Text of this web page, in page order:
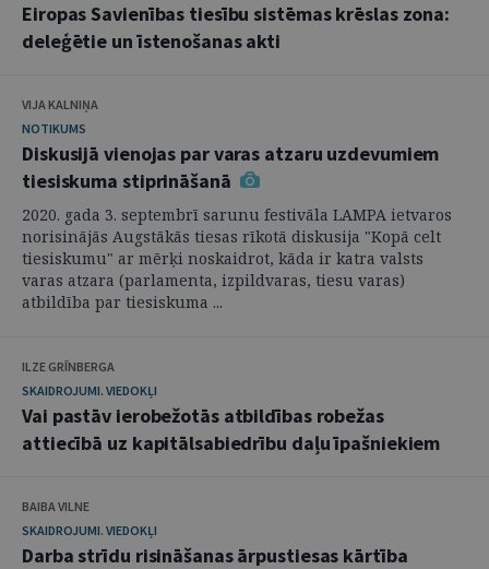
Eiropas Savienības tiesību sistēmas krēslas zona:
deleģētie un īstenošanas akti
VIJA KALNIŅA
NOTIKUMS
Diskusijā vienojas par varas atzaru uzdevumiem
tiesiskuma stiprināšanā
2020. gada 3. septembrī sarunu festivāla LAMPA ietvaros
norisinājās Augstākās tiesas rīkotā diskusija "Kopā celt
tiesiskumu" ar mērķi noskaidrot, kāda ir katra valsts
varas atzara (parlamenta, izpildvaras, tiesu varas)
atbildība par tiesiskuma ...
ILZE GRĪNBERGA
SKAIDROJUMI. VIEDOKĻI
Vai pastāv ierobežotās atbildības robežas
attiecībā uz kapitālsabiedrību daļu īpašniekiem
BAIBA VILNE
SKAIDROJUMI. VIEDOKĻI
Darba strīdu risināšanas ārpustiesas kārtība